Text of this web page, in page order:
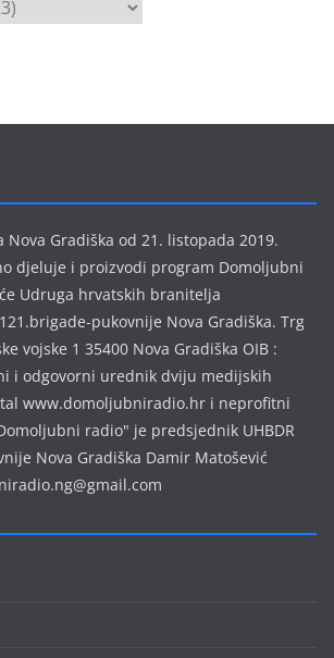
Gradiška od 21. listopada 2019.
djeluje i proizvodi program Domoljubni
Udruga hrvatskih branitelja
pukovnije Nova Gradiška. Trg
vojske 1 35400 Nova Gradiška OIB :
i odgovorni urednik dviju medijskih
www.domoljubniradio.hr i neprofitni
radio" je predsjednik UHBDR
Nova Gradiška Damir Matošević